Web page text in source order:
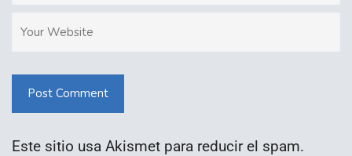
Post Comment
Este sitio usa Akismet para reducir el spam.